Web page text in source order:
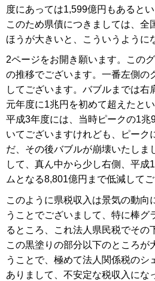
度にあっては1,599億円もあると
このため県債につきましては、全
ほうが大きいと、こういうように
2ページをお開き願います。この
の推移でございます。一番左側の
してございます。バブルまでは右
元年度に1兆円を初めて超えたと
平成3年度には、当時ピークの1兆
いてございますけれども、ピーク
だ、その後バブルが崩壊いたしま
して、真ん中から少し右側、平成
ムとなる8,801億円まで低減してご
このように県税収入は景気の動向
うことでございまして、特に棒グ
るところ、これ法人県民税でその
この黒塗りの部分以下のところが
うことで、極めて法人関係税のシ
ありまして、不安定な税収入にな